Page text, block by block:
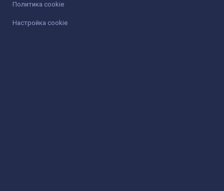
Политика cookie
Настройка cookie